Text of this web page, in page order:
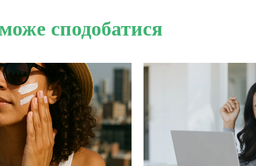
сподобатися